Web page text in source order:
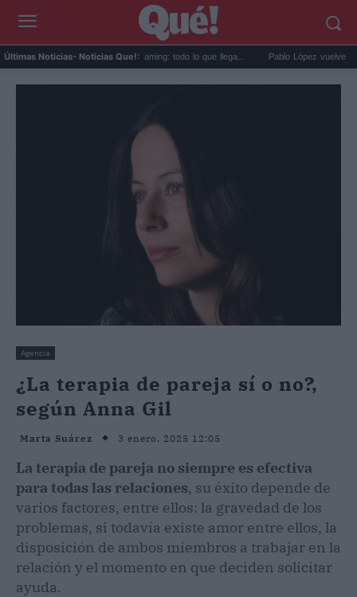
Últimas Noticias- Noticias Que!:
de agosto en streaming: todo lo que llega... Pablo López vuelve con 'El
Agencia
¿La terapia de pareja sí o no?,
según Anna Gil
Marta Suárez 3 enero, 2025 12:05
La terapia de pareja no siempre es efectiva
para todas las relaciones, su éxito depende de
varios factores, entre ellos: la gravedad de los
problemas, si todavía existe amor entre ellos, la
disposición de ambos miembros a trabajar en la
relación y el momento en que deciden solicitar
ayuda.